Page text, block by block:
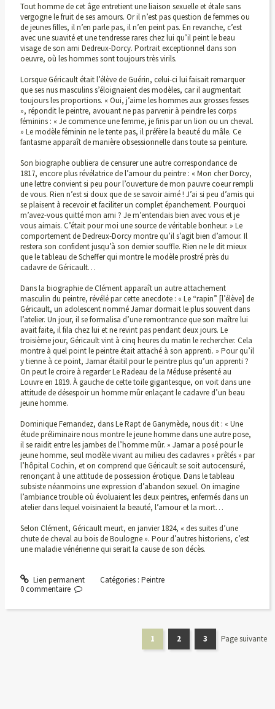
Tout homme de cet âge entretient une liaison sexuelle et étale sans
vergogne le fruit de ses amours. Or il n’est pas question de femmes ou
de jeunes filles, il n’en parle pas, il n’en peint pas. En revanche, c’est
avec une suavité et une tendresse rares chez lui qu’il peint le beau
visage de son ami Dedreux-Dorcy. Portrait exceptionnel dans son
oeuvre, où les hommes sont toujours très virils.
Lorsque Géricault était l’élève de Guérin, celui-ci lui faisait remarquer
que ses nus masculins s’éloignaient des modèles, car il augmentait
toujours les proportions. « Oui, j’aime les hommes aux grosses fesses
», répondit le peintre, avouant ne pas parvenir à peindre les corps
féminins : « Je commence une femme, je finis par un lion ou un cheval.
» Le modèle féminin ne le tente pas, il préfère la beauté du mâle. Ce
fantasme apparaît de manière obsessionnelle dans toute sa peinture.
Son biographe oubliera de censurer une autre correspondance de
1817, encore plus révélatrice de l’amour du peintre : « Mon cher Dorcy,
une lettre convient si peu pour l’ouverture de mon pauvre coeur rempli
de vous. Rien n’est si doux que de se savoir aimé ! J’ai si peu d’amis qui
se plaisent à recevoir et faciliter un complet épanchement. Pourquoi
m’avez-vous quitté mon ami ? Je m’entendais bien avec vous et je
vous aimais. C’était pour moi une source de véritable bonheur. » Le
comportement de Dedreux-Dorcy montre qu’il s’agit bien d’amour. Il
restera son confident jusqu’à son dernier souffle. Rien ne le dit mieux
que le tableau de Scheffer qui montre le modèle prostré près du
cadavre de Géricault…
Dans la biographie de Clément apparaît un autre attachement
masculin du peintre, révélé par cette anecdote : « Le “rapin” [l’élève] de
Géricault, un adolescent nommé Jamar dormait le plus souvent dans
l’atelier. Un jour, il se formalisa d’une remontrance que son maître lui
avait faite, il fila chez lui et ne revint pas pendant deux jours. Le
troisième jour, Géricault vint à cinq heures du matin le rechercher. Cela
montre à quel point le peintre était attaché à son apprenti. » Pour qu’il
y tienne à ce point, Jamar étaitil pour le peintre plus qu’un apprenti ?
On peut le croire à regarder Le Radeau de la Méduse présenté au
Louvre en 1819. À gauche de cette toile gigantesque, on voit dans une
attitude de désespoir un homme mûr enlaçant le cadavre d’un beau
jeune homme.
Dominique Fernandez, dans Le Rapt de Ganymède, nous dit : « Une
étude préliminaire nous montre le jeune homme dans une autre pose,
il se raidit entre les jambes de l’homme mûr. » Jamar a posé pour le
jeune homme, seul modèle vivant au milieu des cadavres « prêtés » par
l’hôpital Cochin, et on comprend que Géricault se soit autocensuré,
renonçant à une attitude de possession érotique. Dans le tableau
subsiste néanmoins une expression d’abandon sexuel. On imagine
l’ambiance trouble où évoluaient les deux peintres, enfermés dans un
atelier dans lequel voisinaient la beauté, l’amour et la mort…
Selon Clément, Géricault meurt, en janvier 1824, « des suites d’une
chute de cheval au bois de Boulogne ». Pour d’autres historiens, c’est
une maladie vénérienne qui serait la cause de son décès.
Lien permanent Catégories : Peintre
0 commentaire
1 2 3 Page suivante